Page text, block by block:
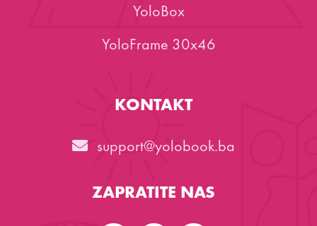
YoloBox
YoloFrame 30x46
KONTAKT
support@yolobook.ba
ZAPRATITE NAS